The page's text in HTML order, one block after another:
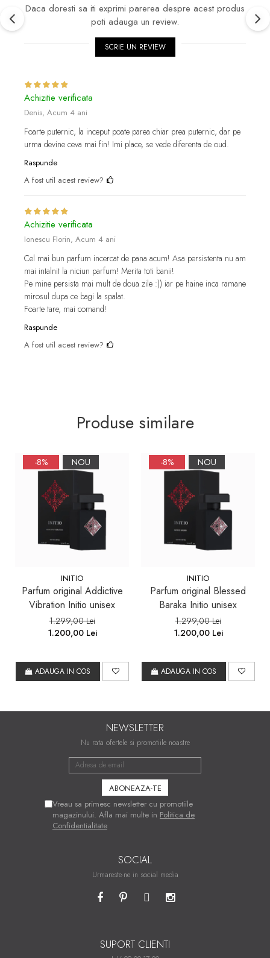
Daca doresti sa iti exprimi parerea despre acest produs
poti adauga un review.
SCRIE UN REVIEW
Achizitie verificata
Denis, Acum 4 ani
Foarte puternic, la inceput poate parea chiar prea puternic, dar pe
urma devine ceva mai fin! Imi place, se vede diferenta de oud.
Raspunde
A fost util acest review?
Achizitie verificata
Ionescu Florin, Acum 4 ani
Cel mai bun parfum incercat de pana acum! Asa persistenta nu am
mai intalnit la niciun parfum! Merita toti banii!
Pe mine persista mai mult de doua zile :)) iar pe haine inca ramane
mirosul dupa ce bagi la spalat.
Foarte tare, mai comand!
Raspunde
A fost util acest review?
Produse similare
-8% NOU
INITIO
Parfum original Addictive
Vibration Initio unisex
1.299,00 Lei
1.200,00 Lei
ADAUGA IN COS
-8% NOU
INITIO
Parfum original Blessed
Baraka Initio unisex
1.299,00 Lei
1.200,00 Lei
ADAUGA IN COS
NEWSLETTER
Nu rata ofertele si promotiile noastre
Vreau sa primesc newsletter cu promotiile
magazinului. Afla mai multe in Politica de
Confidentialitate
SOCIAL
Urmareste-ne in social media
SUPORT CLIENTI